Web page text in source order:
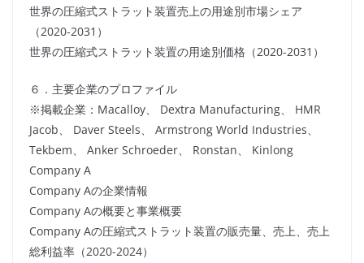
世界の圧縮式ストラット装置売上の用途別市場シェア
（2020-2031）
世界の圧縮式ストラット装置の用途別価格（2020-2031）
６．主要企業のプロファイル
※掲載企業：Macalloy、 Dextra Manufacturing、 HMR
Jacob、 Daver Steels、 Armstrong World Industries、
Tekbem、 Anker Schroeder、 Ronstan、 Kinlong
Company A
Company Aの企業情報
Company Aの概要と事業概要
Company Aの圧縮式ストラット装置の販売量、売上、売上
総利益率（2020-2024）